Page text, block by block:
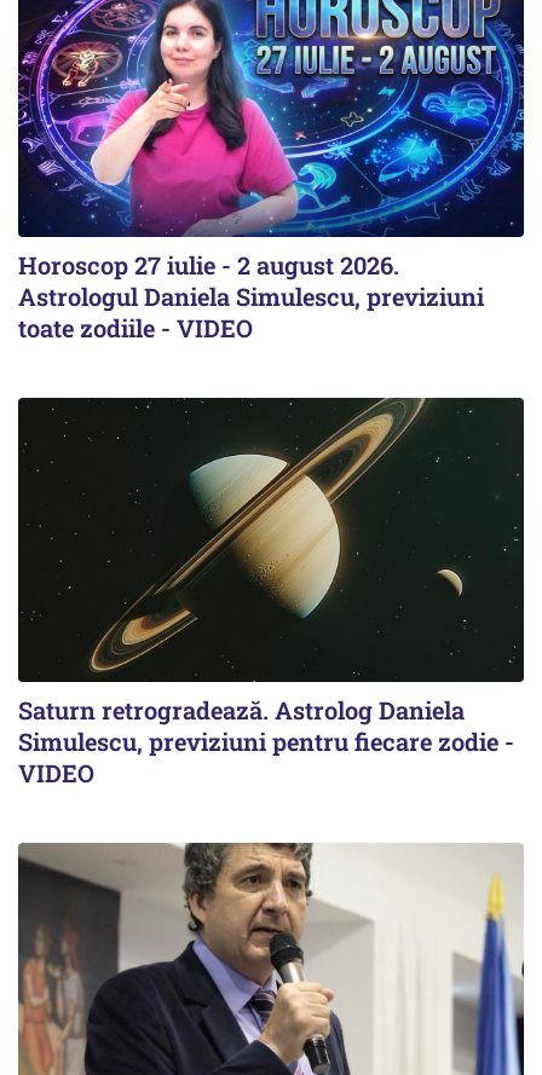
Horoscop 27 iulie - 2 august 2026.
Astrologul Daniela Simulescu, previziuni
toate zodiile - VIDEO
Saturn retrogradează. Astrolog Daniela
Simulescu, previziuni pentru fiecare zodie -
VIDEO